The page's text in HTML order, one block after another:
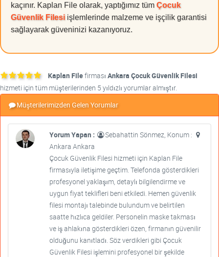
kaçınır. Kaplan File olarak, yaptığımız tüm Çocuk
Güvenlik Filesi işlemlerinde malzeme ve işçilik garantisi
sağlayarak güveninizi kazanıyoruz.
Kaplan Filefirması Ankara Çocuk Güvenlik Filesi
hizmeti için tüm müşterilerinden 5 yıldızlı yorumlar almıştır.
Müşterilerimizden Gelen Yorumlar
Yorum Yapan :
Sebahattin Sönmez, Konum :
Ankara Ankara
Çocuk Güvenlik Filesi hizmeti için Kaplan File
firmasıyla iletişime geçtim. Telefonda gösterdikleri
profesyonel yaklaşım, detaylı bilgilendirme ve
uygun fiyat teklifleri beni etkiledi. Hemen güvenlik
filesi montajı talebinde bulundum ve belirtilen
saatte hızlıca geldiler. Personelin maske takması
ve iş ahlakına gösterdikleri özen, firmanın güvenilir
olduğunu kanıtladı. Söz verdikleri gibi Çocuk
Güvenlik Filesi işlemini profesyonel bir şekilde